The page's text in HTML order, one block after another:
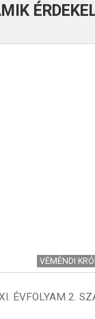
VÉMÉNDI
ÉVFOLYAM 2.